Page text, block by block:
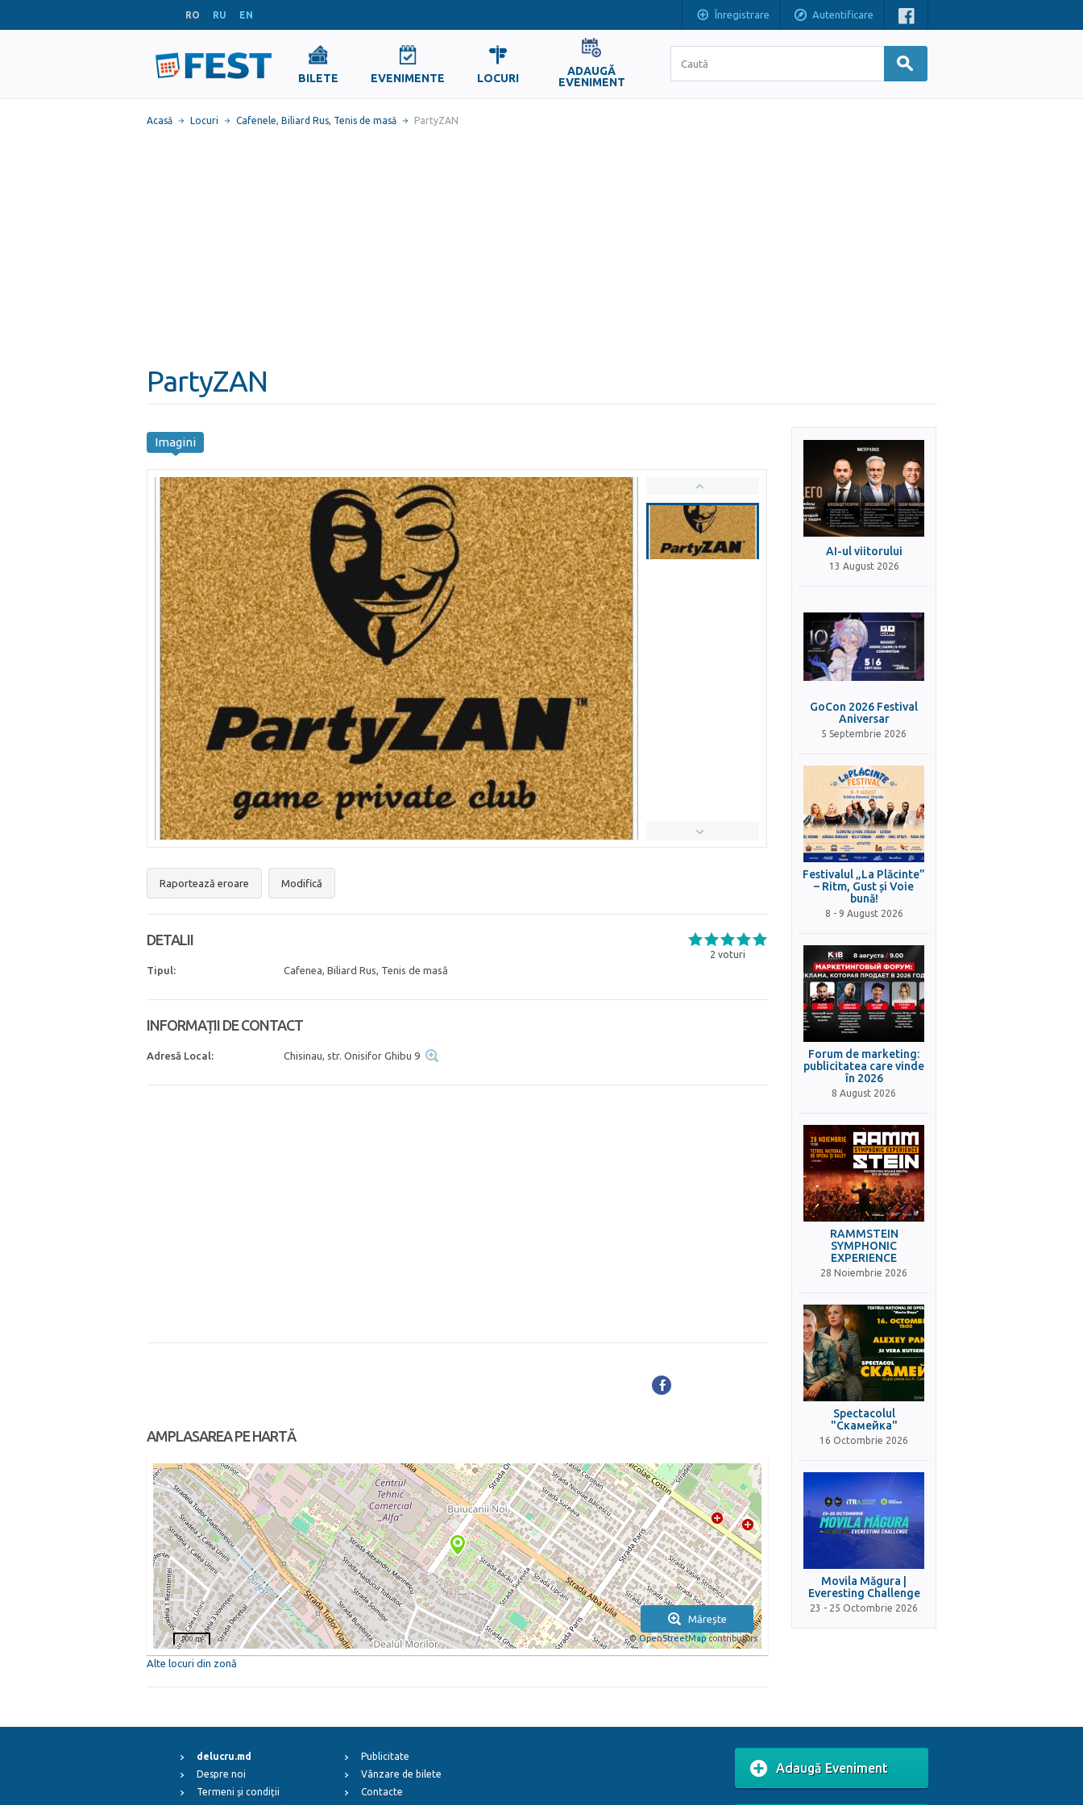
RO RU EN Înregistrare Autentificare
BILETE EVENIMENTE LOCURI
ADAUGĂ
EVENIMENT
Acasă Locuri Cafenele, Biliard Rus, Tenis de masă PartyZAN
PartyZAN
Imagini
Raportează eroare Modifică
2 voturi
DETALII
Tipul: Cafenea, Biliard Rus, Tenis de masă
INFORMAȚII DE CONTACT
Adresă Local: Chisinau, str. Onisifor Ghibu 9
AMPLASAREA PE HARTĂ
Mărește
©OpenStreetMapcontributors
200 m
Alte locuri din zonă
AI-ul viitorului
13 August 2026
GoCon 2026 Festival
Aniversar
5 Septembrie 2026
Festivalul „La Plăcinte”
– Ritm, Gust și Voie
bună!
8 - 9 August 2026
Forum de marketing:
publicitatea care vinde
în 2026
8 August 2026
RAMMSTEIN
SYMPHONIC
EXPERIENCE
28 Noiembrie 2026
Spectacolul
"Скамейка"
16 Octombrie 2026
Movila Măgura |
Everesting Challenge
23 - 25 Octombrie 2026
delucru.md
Despre noi
Termeni și condiții
Publicitate
Vânzare de bilete
Contacte
Adaugă Eveniment